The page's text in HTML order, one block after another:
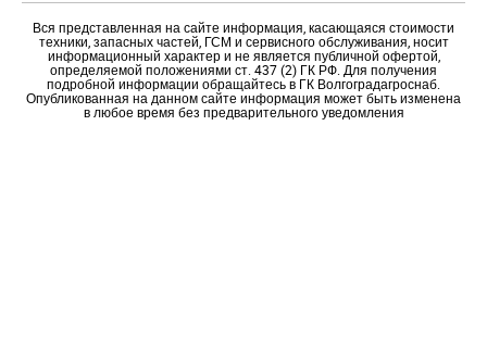
Вся представленная на сайте информация, касающаяся стоимости
техники, запасных частей, ГСМ и сервисного обслуживания, носит
информационный характер и не является публичной офертой,
определяемой положениями ст. 437 (2) ГК РФ. Для получения
подробной информации обращайтесь в ГК Волгоградагроснаб.
Опубликованная на данном сайте информация может быть изменена
в любое время без предварительного уведомления